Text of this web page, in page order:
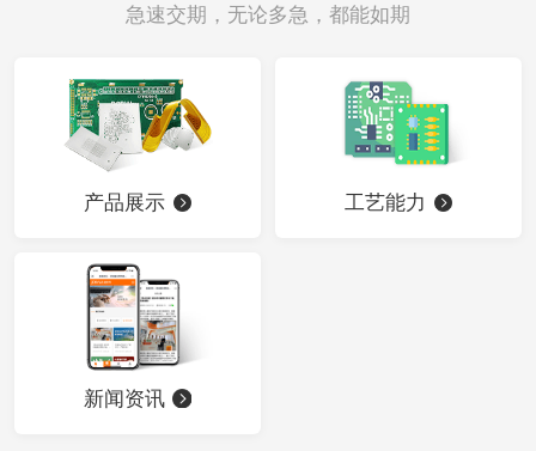
急速交期，无论多急，都能如期
产品展示 工艺能力
新闻资讯